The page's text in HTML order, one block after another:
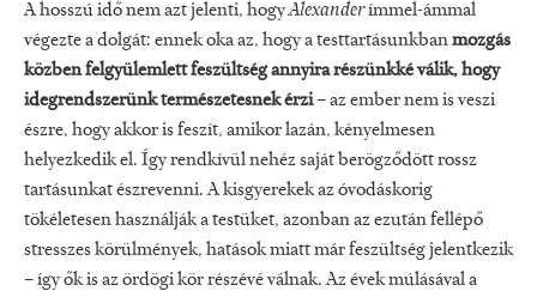
A hosszú idő nem azt jelenti, hogyAlexanderímmel-ámmal
végezte a dolgát: ennek oka az, hogy a testtartásunkbanmozgás
közben felgyülemlett feszültség annyira részünkké válik, hogy
idegrendszerünk természetesnek érzi– az ember nem is veszi
észre, hogy akkor is feszít, amikor lazán, kényelmesen
helyezkedik el. Így rendkívül nehéz saját berögződött rossz
tartásunkat észrevenni. A kisgyerekek az óvodáskorig
tökéletesen használják a testüket, azonban az ezután fellépő
stresszes körülmények, hatások miatt már feszültség jelentkezik
– így ők is az ördögi kör részévé válnak. Az évek múlásával a